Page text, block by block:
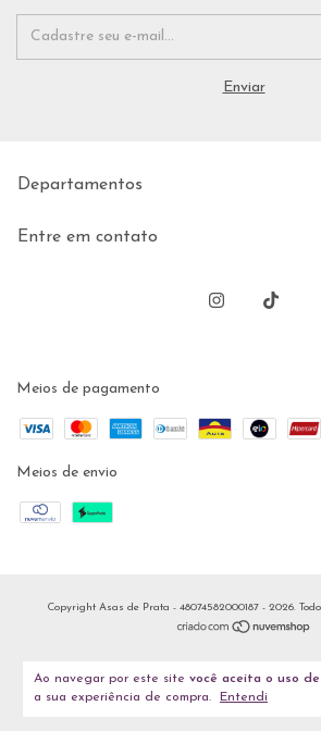
Ao navegar por este site você aceita o uso de
a sua experiência de compra.
Entendi
Departamentos
Entre em contato
Meios de pagamento
Meios de envio
Copyright Asas de Prata - 48074582000187 - 2026.